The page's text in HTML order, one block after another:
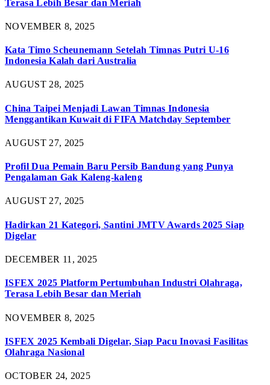
Terasa Lebih Besar dan Meriah
NOVEMBER 8, 2025
Kata Timo Scheunemann Setelah Timnas Putri U-16
Indonesia Kalah dari Australia
AUGUST 28, 2025
China Taipei Menjadi Lawan Timnas Indonesia
Menggantikan Kuwait di FIFA Matchday September
AUGUST 27, 2025
Profil Dua Pemain Baru Persib Bandung yang Punya
Pengalaman Gak Kaleng-kaleng
AUGUST 27, 2025
Hadirkan 21 Kategori, Santini JMTV Awards 2025 Siap
Digelar
DECEMBER 11, 2025
ISFEX 2025 Platform Pertumbuhan Industri Olahraga,
Terasa Lebih Besar dan Meriah
NOVEMBER 8, 2025
ISFEX 2025 Kembali Digelar, Siap Pacu Inovasi Fasilitas
Olahraga Nasional
OCTOBER 24, 2025